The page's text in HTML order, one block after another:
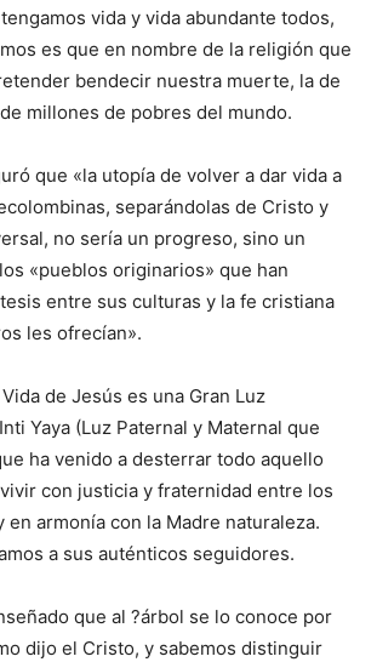
vida y vida abundante todos,
es que en nombre de la religión que
bendecir nuestra muerte, la de
millones de pobres del mundo.
que «la utopía de volver a dar vida a
separándolas de Cristo y
no sería un progreso, sino un
«pueblos originarios» que han
entre sus culturas y la fe cristiana
les ofrecían».
de Jesús es una Gran Luz
Yaya (Luz Paternal y Maternal que
ha venido a desterrar todo aquello
con justicia y fraternidad entre los
en armonía con la Madre naturaleza.
a sus auténticos seguidores.
que al ?árbol se lo conoce por
dijo el Cristo, y sabemos distinguir